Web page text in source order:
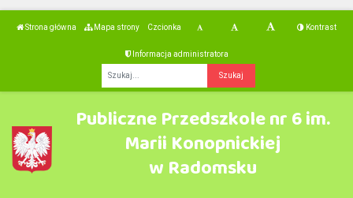
Strona główna Mapa strony Czcionka Kontrast
Informacja administratora
Publiczne Przedszkole nr 6 im.
Marii Konopnickiej
w Radomsku